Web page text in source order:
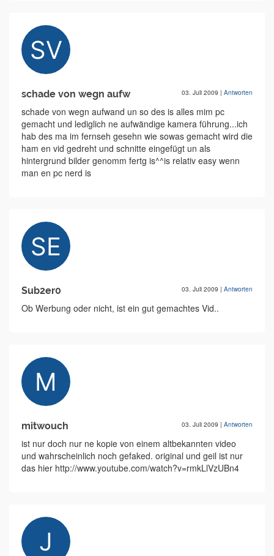
schade von wegn aufw 03. Juli 2009 | Antworten
schade von wegn aufwand un so des is alles mim pc
gemacht und lediglich ne aufwändige kamera führung...ich
hab des ma im fernseh gesehn wie sowas gemacht wird die
ham en vid gedreht und schnitte eingefügt un als
hintergrund bilder genomm fertg is^^is relativ easy wenn
man en pc nerd is
Sub2er0 03. Juli 2009 | Antworten
Ob Werbung oder nicht, ist ein gut gemachtes Vid..
mitwouch 03. Juli 2009 | Antworten
ist nur doch nur ne kopie von einem altbekannten video
und wahrscheinlich noch gefaked. original und geil ist nur
das hier http://www.youtube.com/watch?v=rmkLlVzUBn4